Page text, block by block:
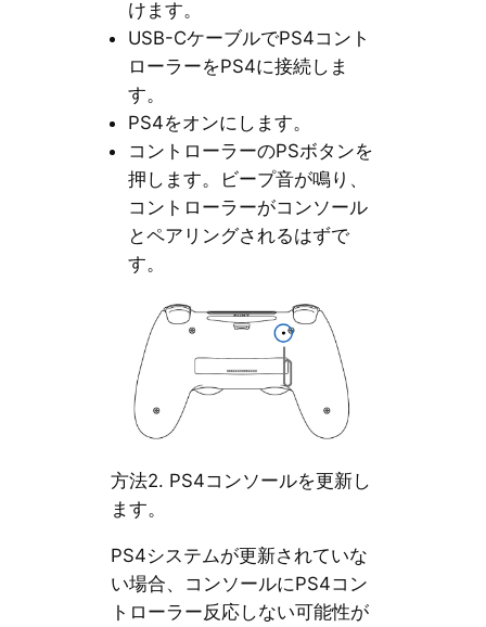
けます。
USB-CケーブルでPS4コント
ローラーをPS4に接続しま
す。
PS4をオンにします。
コントローラーのPSボタンを
押します。ビープ音が鳴り、
コントローラーがコンソール
とペアリングされるはずで
す。
方法2. PS4コンソールを更新し
ます。
PS4システムが更新されていな
い場合、コンソールにPS4コン
トローラー反応しない可能性が